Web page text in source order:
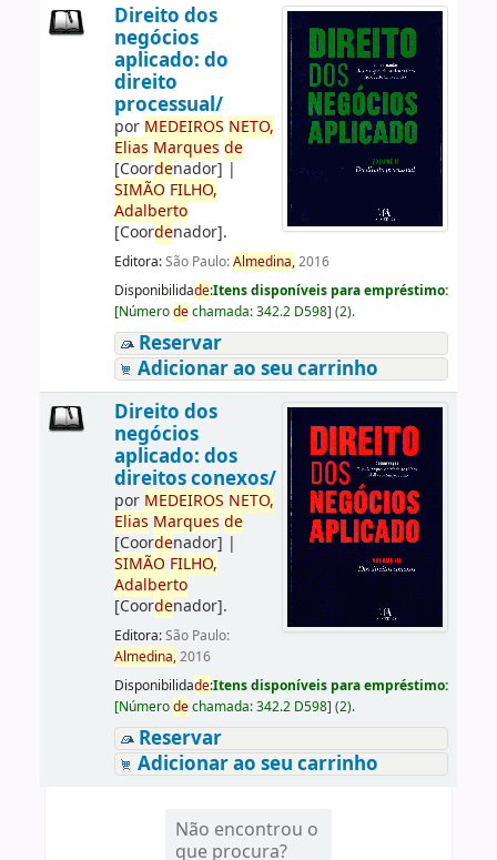
Direito dos
negócios
aplicado: do
direito
processual/
por MEDEIROS NETO,
Elias Marques de
[Coordenador] |
SIMÃO FILHO,
Adalberto
[Coordenador].
Editora:São Paulo:Almedina,2016
Disponibilidade:Itens disponíveis para empréstimo:
[Númerodechamada:342.2 D598] (2).
Reservar
Adicionar ao seu carrinho
Direito dos
negócios
aplicado: dos
direitos conexos/
por MEDEIROS NETO,
Elias Marques de
[Coordenador] |
SIMÃO FILHO,
Adalberto
[Coordenador].
Editora:São Paulo:
Almedina,2016
Disponibilidade:Itens disponíveis para empréstimo:
[Númerodechamada:342.2 D598] (2).
Reservar
Adicionar ao seu carrinho
Não encontrou o
que procura?